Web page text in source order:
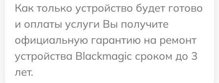
Как только устройство будет готово
и оплаты услуги Вы получите
официальную гарантию на ремонт
устройства Blackmagic сроком до 3
лет.